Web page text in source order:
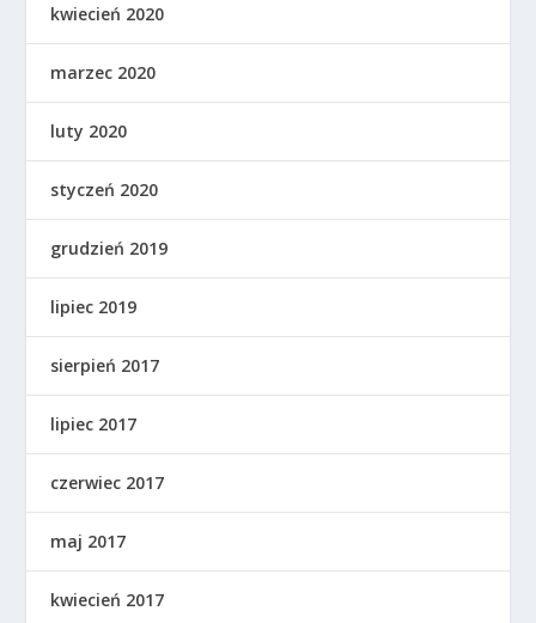
kwiecień 2020
marzec 2020
luty 2020
styczeń 2020
grudzień 2019
lipiec 2019
sierpień 2017
lipiec 2017
czerwiec 2017
maj 2017
kwiecień 2017